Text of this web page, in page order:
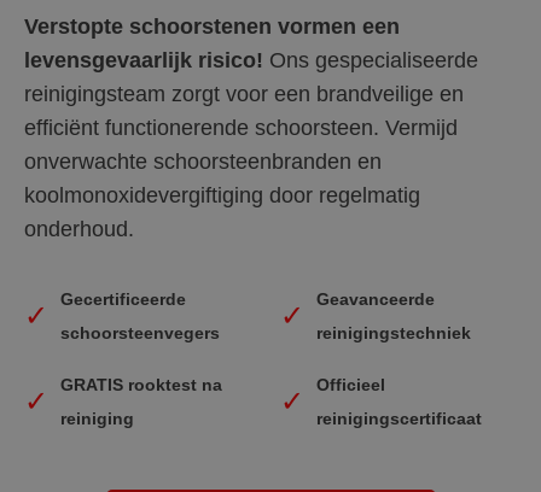
Verstopte schoorstenen vormen een
levensgevaarlijk risico! Ons gespecialiseerde
reinigingsteam zorgt voor een brandveilige en
efficiënt functionerende schoorsteen. Vermijd
onverwachte schoorsteenbranden en
koolmonoxidevergiftiging door regelmatig
onderhoud.
✓
Gecertificeerde
schoorsteenvegers
✓
Geavanceerde
reinigingstechniek
✓
GRATIS rooktest na
reiniging
✓
Officieel
reinigingscertificaat